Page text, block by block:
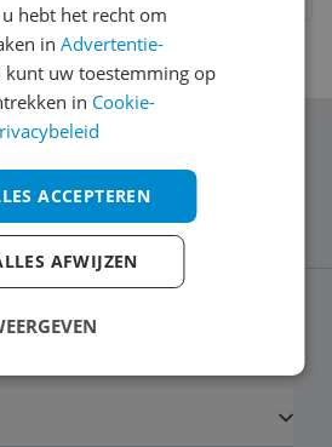
nieuwsbrief
hebt het recht om
inAdvertentie-
kunt uw toestemming op
in Cookie-
ACCEPTEREN
AFWIJZEN